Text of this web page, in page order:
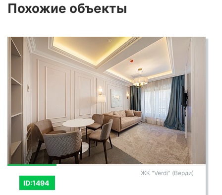
Похожие объекты
ID:1494
ЖК "Verdi" (Верди)